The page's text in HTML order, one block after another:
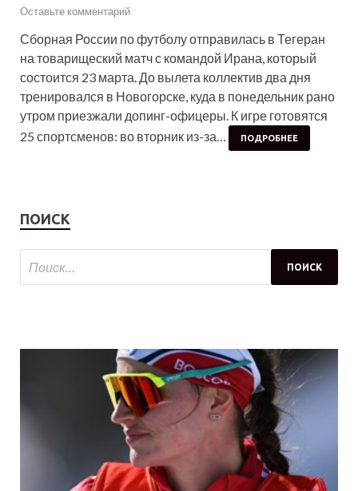
Оставьте комментарий
Сборная России по футболу отправилась в Тегеран
на товарищеский матч с командой Ирана, который
состоится 23 марта. До вылета коллектив два дня
тренировался в Новогорске, куда в понедельник рано
утром приезжали допинг-офицеры. К игре готовятся
25 спортсменов: во вторник из-за…
ПОДРОБНЕЕ
ПОИСК